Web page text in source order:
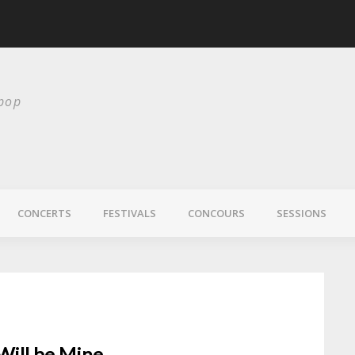
CONCERTS FESTIVALS CONCOURS SESSIONS